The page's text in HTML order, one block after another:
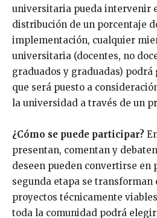
universitaria pueda intervenir
distribución de un porcentaje
implementación, cualquier
universitaria (docentes, no
graduados y graduadas)
que será puesto a
la universidad a través de un
¿Cómo se puede participar?
presentan, comentan y
deseen pueden convertirse en
segunda etapa se transforman
proyectos técnicamente
toda la comunidad podrá